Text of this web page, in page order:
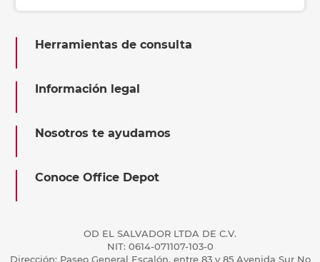
Herramientas de consulta
Información legal
Nosotros te ayudamos
Conoce Office Depot
OD EL SALVADOR LTDA DE C.V.
NIT: 0614-071107-103-0
Dirección: Paseo General Escalón, entre 83 y 85 Avenida Sur No